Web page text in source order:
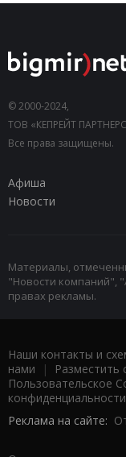
© 2000-2024,
ТОВ «КЕПРЕЙТ
Все права защищены.
Афиша
Новости
Материалы,
"Новости компаний",
правах рекламы.
Наши контакты и
нами | Разместить
Пользовательское
Реклама на сайте: